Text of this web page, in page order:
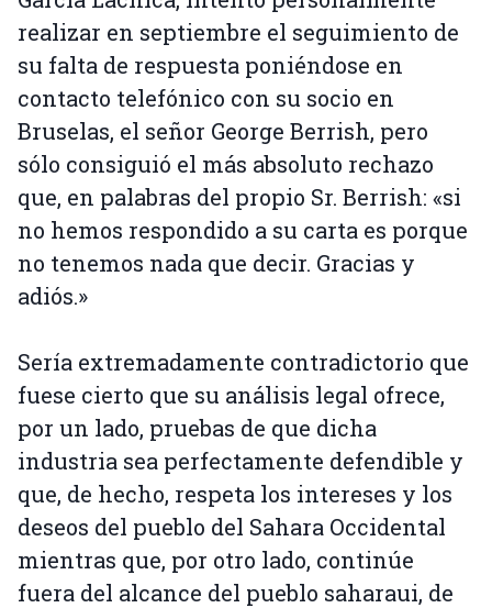
realizar en septiembre el seguimiento de
su falta de respuesta poniéndose en
contacto telefónico con su socio en
Bruselas, el señor George Berrish, pero
sólo consiguió el más absoluto rechazo
que, en palabras del propio Sr. Berrish: «si
no hemos respondido a su carta es porque
no tenemos nada que decir. Gracias y
adiós.»
Sería extremadamente contradictorio que
fuese cierto que su análisis legal ofrece,
por un lado, pruebas de que dicha
industria sea perfectamente defendible y
que, de hecho, respeta los intereses y los
deseos del pueblo del Sahara Occidental
mientras que, por otro lado, continúe
fuera del alcance del pueblo saharaui, de